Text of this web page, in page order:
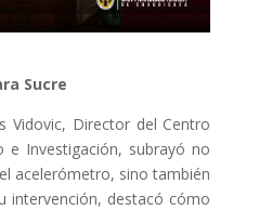
Sucre
Vidovic, Director del Centro
e Investigación, subrayó no
acelerómetro, sino también
intervención, destacó cómo